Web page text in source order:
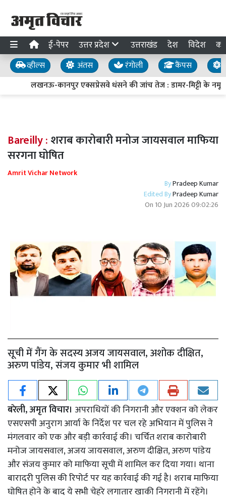
ई-पेपर उत्तर प्रदेश उत्तराखंड देश विदेश
व्हील्स अंतस रंगोली कैंपस
लखनऊ-कानपुर एक्सप्रेसवे धंसने की जांच तेज : डामर-मिट्टी के नमूने
Bareilly :शराब कारोबारी मनोज जायसवाल माफिया
सरगना घोषित
Amrit Vichar Network
ByPradeep Kumar
Edited ByPradeep Kumar
On 10 Jun 2026 09:02:26
सूची में गैंग के सदस्य अजय जायसवाल, अशोक दीक्षित,
अरुण पांडेय, संजय कुमार भी शामिल
बरेली, अमृत विचार। अपराधियों की निगरानी और एक्शन को लेकर
एसएसपी अनुराग आर्या के निर्देश पर चल रहे अभियान में पुलिस ने
मंगलवार को एक और बड़ी कार्रवाई की। चर्चित शराब कारोबारी
मनोज जायसवाल, अजय जायसवाल, अरुण दीक्षित, अरुण पांडेय
और संजय कुमार को माफिया सूची में शामिल कर दिया गया। थाना
बारादरी पुलिस की रिपोर्ट पर यह कार्रवाई की गई है। शराब माफिया
घोषित होने के बाद ये सभी चेहरे लगातार खाकी निगरानी में रहेंगे।